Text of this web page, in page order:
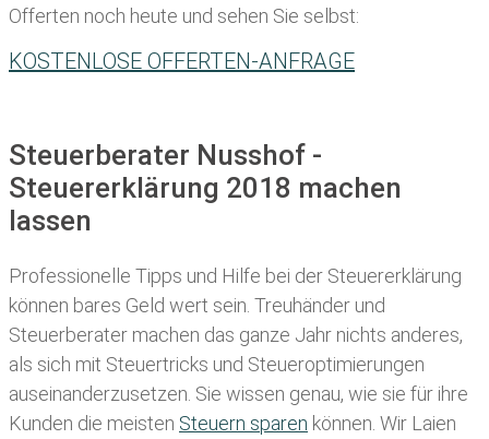
Offerten noch heute und sehen Sie selbst:
KOSTENLOSE OFFERTEN-ANFRAGE
Steuerberater Nusshof -
Steuererklärung 2018 machen
lassen
Professionelle Tipps und Hilfe bei der Steuererklärung
können bares Geld wert sein. Treuhänder und
Steuerberater machen das ganze Jahr nichts anderes,
als sich mit Steuertricks und Steueroptimierungen
auseinanderzusetzen. Sie wissen genau, wie sie für ihre
Kunden die meisten Steuern sparen können. Wir Laien